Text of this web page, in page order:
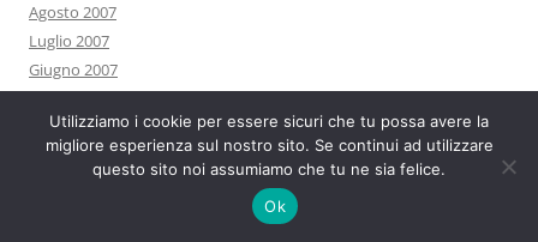
Agosto 2007
Luglio 2007
Giugno 2007
Aprile 2007
Marzo 2007
Febbraio 2007
Utilizziamo i cookie per essere sicuri che tu possa avere la
migliore esperienza sul nostro sito. Se continui ad utilizzare
questo sito noi assumiamo che tu ne sia felice.
Ok